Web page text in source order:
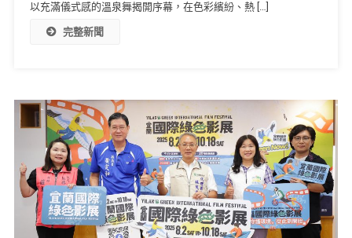
以充滿儀式感的溫泉舞揭開序幕，在色彩繽紛、熱 […]
完整新聞